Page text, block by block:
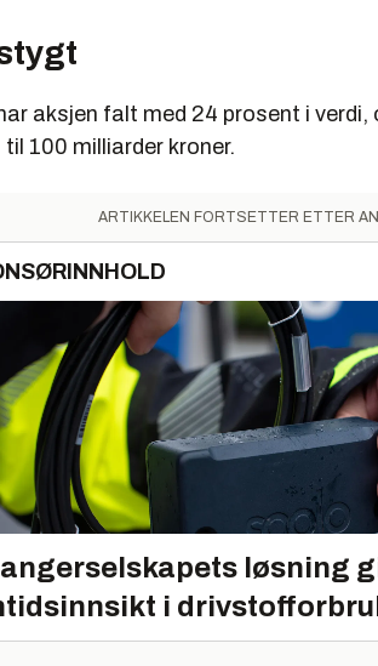
aksjen falt med 24 prosent i
100 milliarder kroner.
ARTIKKELEN FORTSETTER ETTER
løsning
i